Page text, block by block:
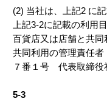
(2) 当社は、上記2 に
上記3-2に記載の利用
百貨店又は店舗と共同
共同利用の管理責任
７番１号 代表取締役
5-3